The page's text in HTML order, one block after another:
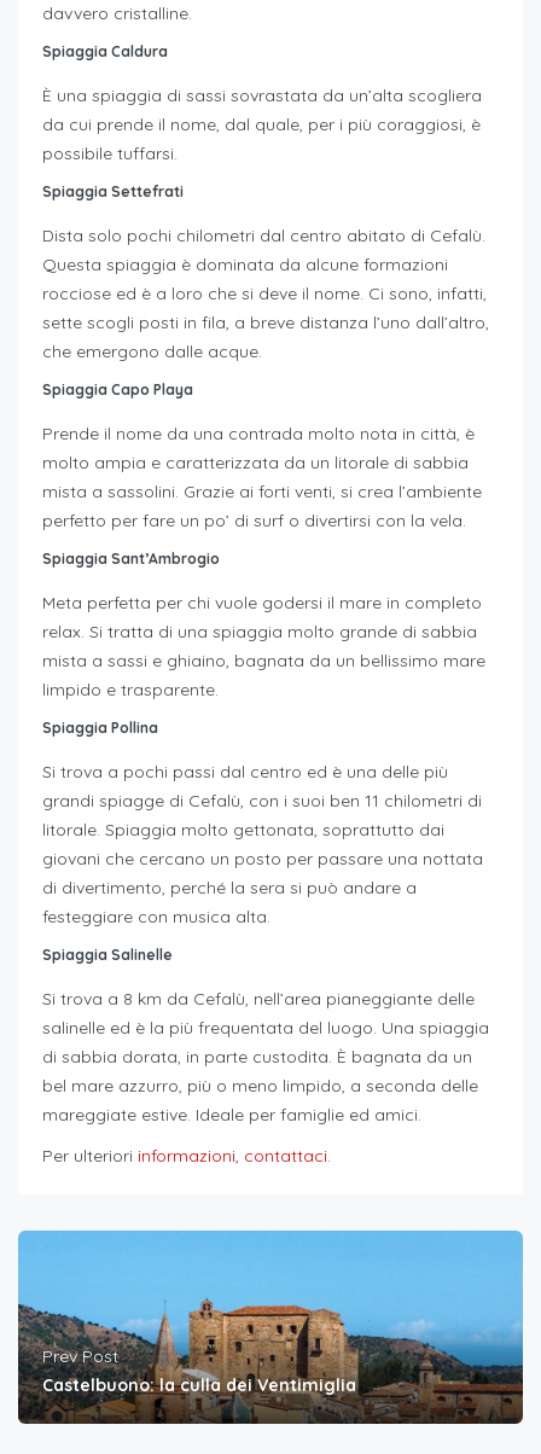
davvero cristalline.
Spiaggia Caldura
È una spiaggia di sassi sovrastata da un’alta scogliera
da cui prende il nome, dal quale, per i più coraggiosi, è
possibile tuffarsi.
Spiaggia Settefrati
Dista solo pochi chilometri dal centro abitato di Cefalù.
Questa spiaggia è dominata da alcune formazioni
rocciose ed è a loro che si deve il nome. Ci sono, infatti,
sette scogli posti in fila, a breve distanza l’uno dall’altro,
che emergono dalle acque.
Spiaggia Capo Playa
Prende il nome da una contrada molto nota in città, è
molto ampia e caratterizzata da un litorale di sabbia
mista a sassolini. Grazie ai forti venti, si crea l’ambiente
perfetto per fare un po’ di surf o divertirsi con la vela.
Spiaggia Sant’Ambrogio
Meta perfetta per chi vuole godersi il mare in completo
relax. Si tratta di una spiaggia molto grande di sabbia
mista a sassi e ghiaino, bagnata da un bellissimo mare
limpido e trasparente.
Spiaggia Pollina
Si trova a pochi passi dal centro ed è una delle più
grandi spiagge di Cefalù, con i suoi ben 11 chilometri di
litorale. Spiaggia molto gettonata, soprattutto dai
giovani che cercano un posto per passare una nottata
di divertimento, perché la sera si può andare a
festeggiare con musica alta.
Spiaggia Salinelle
Si trova a 8 km da Cefalù, nell’area pianeggiante delle
salinelle ed è la più frequentata del luogo. Una spiaggia
di sabbia dorata, in parte custodita. È bagnata da un
bel mare azzurro, più o meno limpido, a seconda delle
mareggiate estive. Ideale per famiglie ed amici.
Per ulteriori informazioni, contattaci.
Prev Post
Castelbuono: la culla dei Ventimiglia